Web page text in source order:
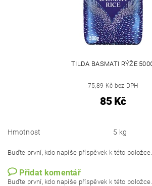
TILDA BASMATI RÝŽE
75,89 Kč bez DPH
85 Kč
Hmotnost 5 kg
Buďte první, kdo napíše příspěvek k této položce.
Přidat komentář
Buďte první, kdo napíše příspěvek k této položce.